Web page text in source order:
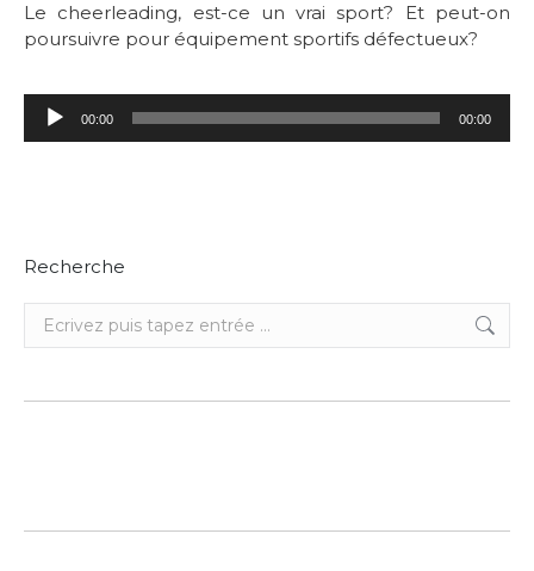
Le cheerleading, est-ce un vrai sport? Et peut-on
poursuivre pour équipement sportifs défectueux?
Lecteur
audio
00:00 00:00
Recherche
Recherche